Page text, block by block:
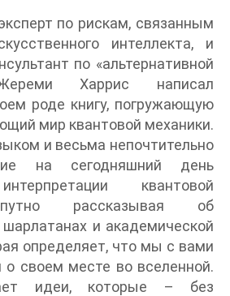
по рискам, связанным
интеллекта, и
по «альтернативной
Харрис написал
роде книгу, погружающую
мир квантовой механики.
и весьма непочтительно
на сегодняшний день
квантовой
рассказывая об
шарлатанах и академической
определяет, что мы с вами
своем месте во вселенной.
идеи, которые – без